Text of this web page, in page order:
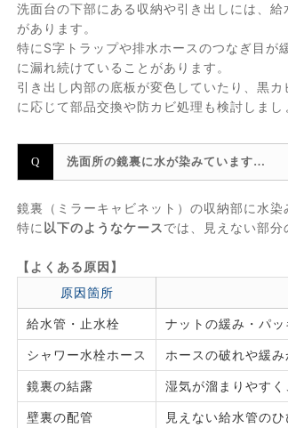
洗面台の下部にある収納や引き出しには、
があります。
特にS字トラップや排水ホースのつなぎ目が
に漏れ続けていることがあります。
引き出し内部の底板が変色していたり、黒
に応じて部品交換や防カビ処理も検討しまし
洗面所の鏡裏に水が染みています…
鏡裏（ミラーキャビネット）の収納部に水
特に 以下のようなケースでは、見えない部分
【よくある原因】
原因箇所
給水管・止水栓 ナットの緩み・パ
シャワー水栓ホース ホースの破れや緩
鏡裏の結露 湿気が溜まりやすく
壁裏の配管 見えない給水管の